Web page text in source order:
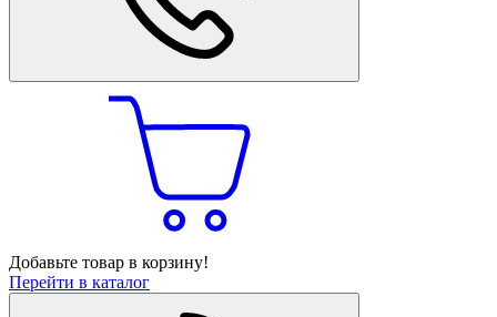
Добавьте товар в корзину!
Перейти в каталог